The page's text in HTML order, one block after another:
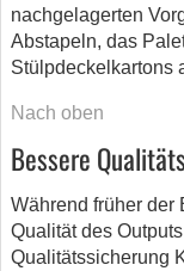
nachgelagerten
Abstapeln, das
Stülpdeckelkartons
Nach oben
Bessere
Während früher der
Qualität des
Qualitätssicherung